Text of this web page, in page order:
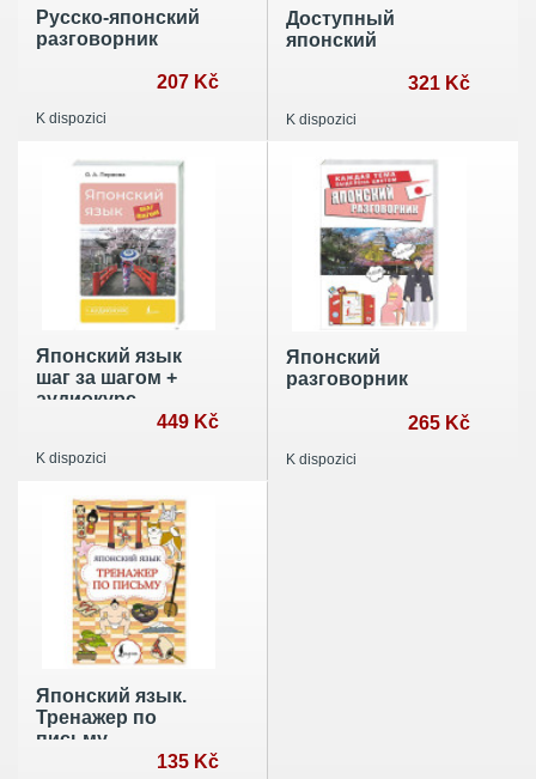
Русско-японский
разговорник
207 Kč
K dispozici
Доступный
японский
321 Kč
K dispozici
Японский язык
шаг за шагом +
аудиокурс
449 Kč
K dispozici
Японский
разговорник
265 Kč
K dispozici
Японский язык.
Тренажер по
письму
135 Kč